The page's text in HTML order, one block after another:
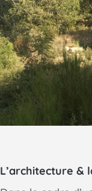
L’architecture &